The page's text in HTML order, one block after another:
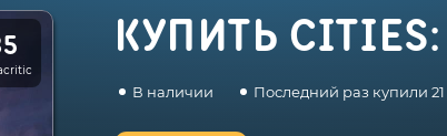
КУПИТЬ CITIES:
В наличии Последний раз купили 21